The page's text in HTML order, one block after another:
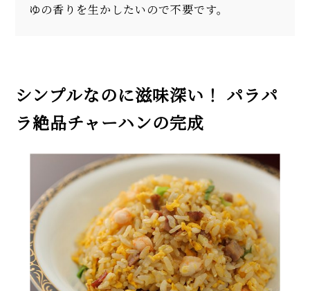
ゆの香りを生かしたいので不要です。
シンプルなのに滋味深い！ パラパ
ラ絶品チャーハンの完成